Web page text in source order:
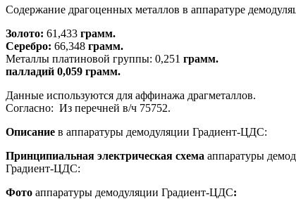
Содержание драгоценных металлов в аппаратуре
Золото: 61,433 грамм.
Серебро: 66,348 грамм.
Металлы платиновой группы: 0,251 грамм.
палладий 0,059 грамм.
Данные используются для аффинажа драгметаллов.
Согласно: Из перечней в/ч 75752.
Описание в аппаратуры демодуляции Градиент-ЦДС:
Принципиальная электрическая схема аппаратуры
Градиент-ЦДС:
Фото аппаратуры демодуляции Градиент-ЦДС: